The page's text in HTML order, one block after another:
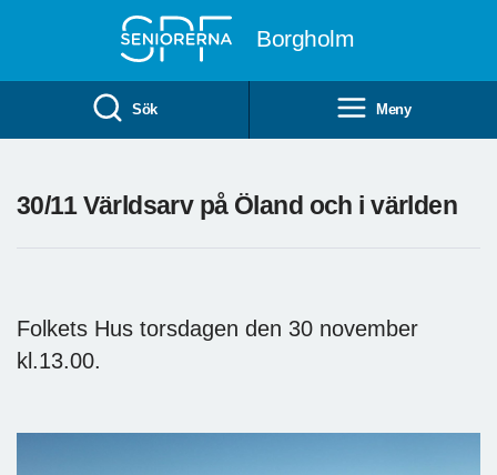
Borgholm
Sök Meny
30/11 Världsarv på Öland och i världen
Folkets Hus torsdagen den 30 november
kl.13.00.